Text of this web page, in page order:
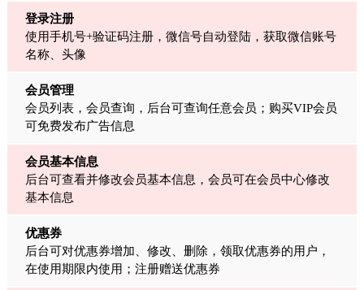
登录注册
使用手机号+验证码注册，微信号自动登陆，获取微信账号
名称、头像
会员管理
会员列表，会员查询，后台可查询任意会员；购买VIP会员
可免费发布广告信息
会员基本信息
后台可查看并修改会员基本信息，会员可在会员中心修改
基本信息
优惠券
后台可对优惠券增加、修改、删除，领取优惠券的用户，
在使用期限内使用；注册赠送优惠券